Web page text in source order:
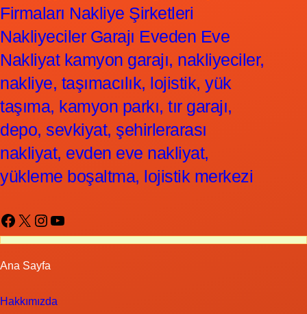
Firmaları Nakliye Şirketleri
Nakliyeciler Garajı Eveden Eve
Nakliyat kamyon garajı, nakliyeciler,
nakliye, taşımacılık, lojistik, yük
taşıma, kamyon parkı, tır garajı,
depo, sevkiyat, şehirlerarası
nakliyat, evden eve nakliyat,
yükleme boşaltma, lojistik merkezi
Facebook X Instagram YouTube
Ana Sayfa
Hakkımızda